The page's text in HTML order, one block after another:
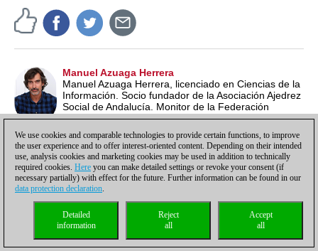
Manuel Azuaga Herrera
Manuel Azuaga Herrera, licenciado en Ciencias de la
Información. Socio fundador de la Asociación Ajedrez
Social de Andalucía. Monitor de la Federación
Andaluza de Ajedrez (Nivel I-FADA)
Comentar
Normas sobre los comentarios
¿Aún no eres usuario?Registro
We use cookies and comparable technologies to provide certain functions, to improve
the user experience and to offer interest-oriented content. Depending on their intended
use, analysis cookies and marketing cookies may be used in addition to technically
required cookies. Here you can make detailed settings or revoke your consent (if
necessary partially) with effect for the future. Further information can be found in our
data protection declaration.
Accept
all
Reject
all
Detailed
information